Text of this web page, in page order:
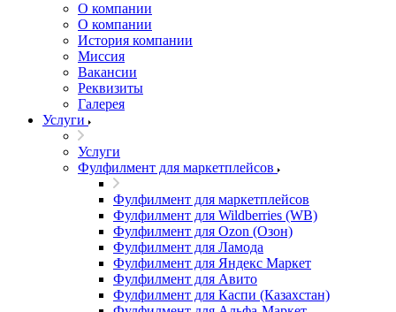
О компании
О компании
История компании
Миссия
Вакансии
Реквизиты
Галерея
Услуги
Услуги
Фулфилмент для маркетплейсов
Фулфилмент для маркетплейсов
Фулфилмент для Wildberries (WB)
Фулфилмент для Ozon (Озон)
Фулфилмент для Ламода
Фулфилмент для Яндекс Маркет
Фулфилмент для Авито
Фулфилмент для Каспи (Казахстан)